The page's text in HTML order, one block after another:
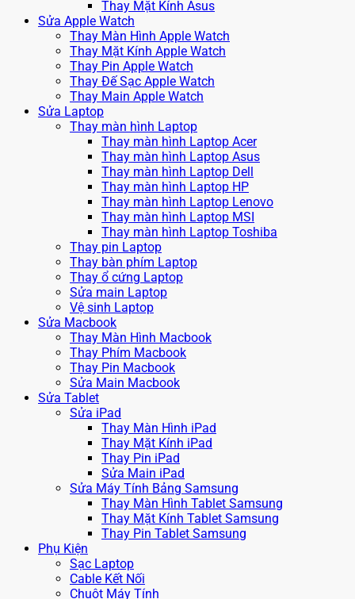
Thay Mặt Kính Asus
Sửa Apple Watch
Thay Màn Hình Apple Watch
Thay Mặt Kính Apple Watch
Thay Pin Apple Watch
Thay Đế Sạc Apple Watch
Thay Main Apple Watch
Sửa Laptop
Thay màn hình Laptop
Thay màn hình Laptop Acer
Thay màn hình Laptop Asus
Thay màn hình Laptop Dell
Thay màn hình Laptop HP
Thay màn hình Laptop Lenovo
Thay màn hình Laptop MSI
Thay màn hình Laptop Toshiba
Thay pin Laptop
Thay bàn phím Laptop
Thay ổ cứng Laptop
Sửa main Laptop
Vệ sinh Laptop
Sửa Macbook
Thay Màn Hình Macbook
Thay Phím Macbook
Thay Pin Macbook
Sửa Main Macbook
Sửa Tablet
Sửa iPad
Thay Màn Hình iPad
Thay Mặt Kính iPad
Thay Pin iPad
Sửa Main iPad
Sửa Máy Tính Bảng Samsung
Thay Màn Hình Tablet Samsung
Thay Mặt Kính Tablet Samsung
Thay Pin Tablet Samsung
Phụ Kiện
Sạc Laptop
Cable Kết Nối
Chuột Máy Tính